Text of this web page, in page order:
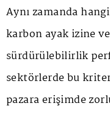
Aynı zamanda
karbon ayak izine
sürdürülebilirlik
sektörlerde bu
pazara erişimde